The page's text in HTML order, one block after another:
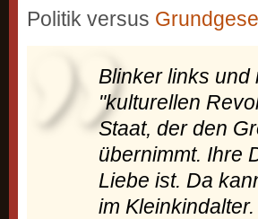
Politik versus
Blinker links und
"kulturellen
Staat, der den
übernimmt. Ihre
Liebe ist. Da
im